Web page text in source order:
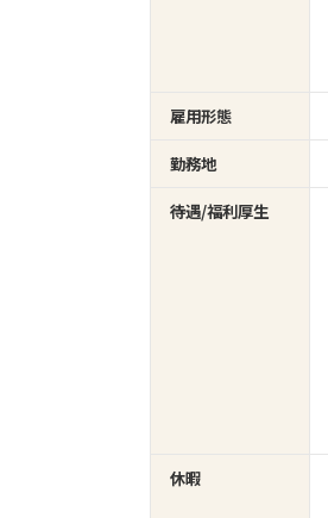
雇用形態
勤務地
待遇/福利厚生
休暇